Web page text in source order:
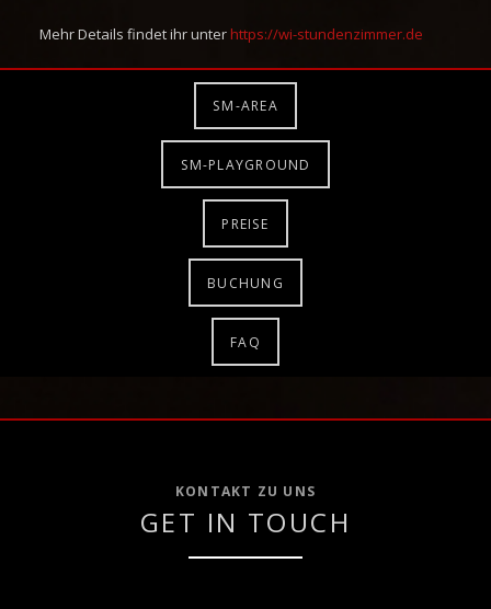
Mehr Details findet ihr unterhttps://wi-stundenzimmer.de
SM-AREA
SM-PLAYGROUND
PREISE
BUCHUNG
FAQ
KONTAKT ZU UNS
GET IN TOUCH